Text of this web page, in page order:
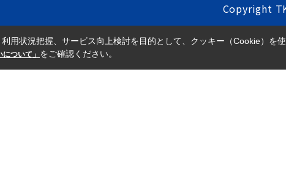
Copyright
用状況把握、サービス向上検討を目的として、クッキー（Cookie）を使
ついて」 をご確認ください。